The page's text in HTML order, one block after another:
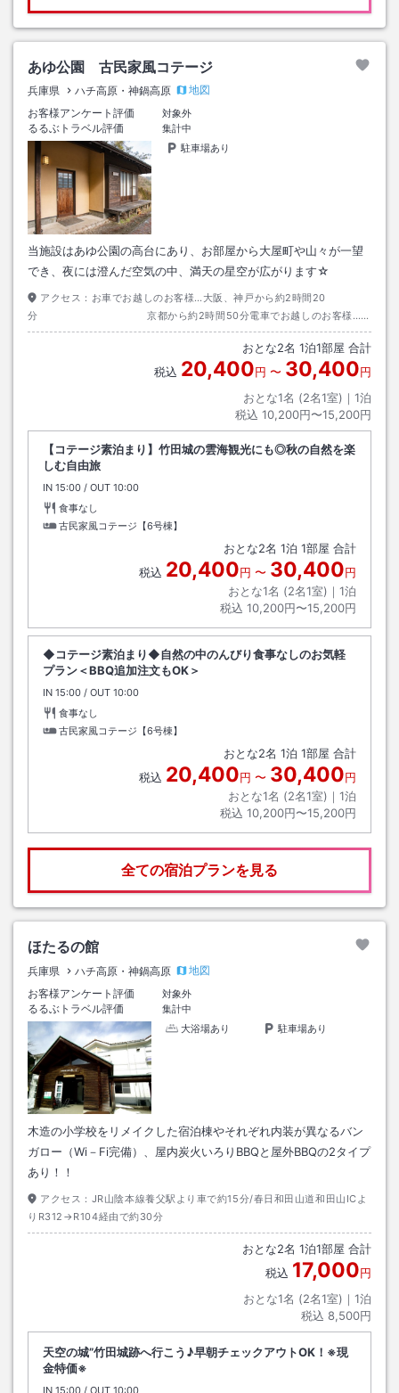
あゆ公園 古民家風コテージ
兵庫県 ハチ高原・神鍋高原
地図
お客様アンケート評価
対象外
るるぶトラベル評価
集計中
駐車場あり
当施設はあゆ公園の高台にあり、お部屋から大屋町や山々が一望
でき、夜には澄んだ空気の中、満天の星空が広がります☆
アクセス： お車でお越しのお客様…大阪、神戸から約2時間20
分 京都から約2時間50分電車でお越しのお客様…
JR山陰線八鹿駅→バスで45分。下車後、徒歩5分
おとな2名 1泊1部屋 合計
税込 20,400円 〜 30,400円
おとな1名 (2名1室)｜ 1泊
税込 10,200円〜15,200円
【コテージ素泊まり】竹田城の雲海観光にも◎秋の自然を楽
しむ自由旅
IN チェックイン
15:00 / OUT チェックアウト
10:00
食事なし
古民家風コテージ【6号棟】
おとな2名 1泊 1部屋 合計
税込 20,400円 〜 30,400円
おとな1名 (2名1室)｜ 1泊
税込 10,200円〜15,200円
◆コテージ素泊まり◆自然の中のんびり食事なしのお気軽
プラン＜BBQ追加注文もOK＞
IN チェックイン
15:00 / OUT チェックアウト
10:00
食事なし
古民家風コテージ【6号棟】
おとな2名 1泊 1部屋 合計
税込 20,400円 〜 30,400円
おとな1名 (2名1室)｜ 1泊
税込 10,200円〜15,200円
全ての宿泊プランを見る
ほたるの館
兵庫県 ハチ高原・神鍋高原
地図
お客様アンケート評価
対象外
るるぶトラベル評価
集計中
大浴場あり
駐車場あり
木造の小学校をリメイクした宿泊棟やそれぞれ内装が異なるバン
ガロー（Wi－Fi完備）、屋内炭火いろりBBQと屋外BBQの2タイプ
あり！！
アクセス： JR山陰本線養父駅より車で約15分/春日和田山道和田山ICよ
りR312→R104経由で約30分
おとな2名 1泊1部屋 合計
税込 17,000円
おとな1名 (2名1室)｜ 1泊
税込 8,500円
天空の城”竹田城跡へ行こう♪早朝チェックアウトOK！※現
金特価※
IN チェックイン
15:00 / OUT チェックアウト
10:00